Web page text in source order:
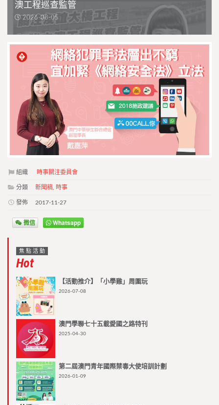
澳工程巡查監管
2026-08-05
組織 時事關注委員會
分類 新聞稿 時事
發佈 2017-11-27
微信 Whatsapp
焦點活動
Hot
【活動推介】「小學雞」周圍玩
2026-07-08
澳門學聯七十五載愛國之路特刊
2025-04-30
第二屆澳門青年國際禁毒大使培訓計劃
2026-01-09